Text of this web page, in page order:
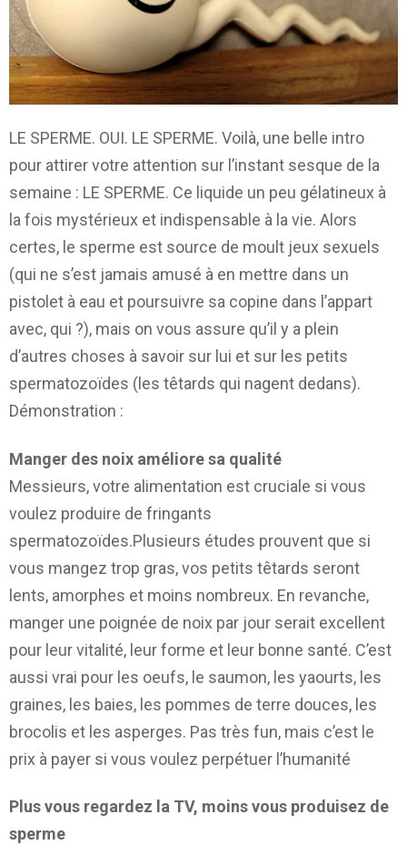
LE SPERME. OUI. LE SPERME. Voilà, une belle intro
pour attirer votre attention sur l’instant sesque de la
semaine : LE SPERME. Ce liquide un peu gélatineux à
la fois mystérieux et indispensable à la vie. Alors
certes, le sperme est source de moult jeux sexuels
(qui ne s’est jamais amusé à en mettre dans un
pistolet à eau et poursuivre sa copine dans l’appart
avec, qui ?), mais on vous assure qu’il y a plein
d’autres choses à savoir sur lui et sur les petits
spermatozoïdes (les têtards qui nagent dedans).
Démonstration :
Manger des noix améliore sa qualité
Messieurs, votre alimentation est cruciale si vous
voulez produire de fringants
spermatozoïdes.Plusieurs études prouvent que si
vous mangez trop gras, vos petits têtards seront
lents, amorphes et moins nombreux. En revanche,
manger une poignée de noix par jour serait excellent
pour leur vitalité, leur forme et leur bonne santé. C’est
aussi vrai pour les oeufs, le saumon, les yaourts, les
graines, les baies, les pommes de terre douces, les
brocolis et les asperges. Pas très fun, mais c’est le
prix à payer si vous voulez perpétuer l’humanité
Plus vous regardez la TV, moins vous produisez de
sperme